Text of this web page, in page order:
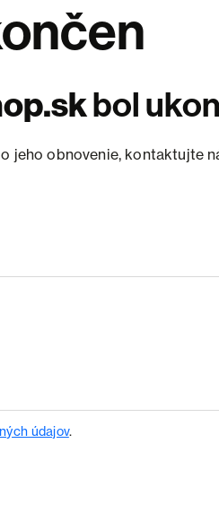
bol
jeho obnovenie, kontaktujte
údajov.